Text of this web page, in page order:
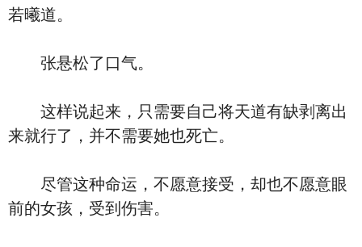
若曦道。
张悬松了口气。
这样说起来，只需要自己将天道有缺剥离出
来就行了，并不需要她也死亡。
尽管这种命运，不愿意接受，却也不愿意眼
前的女孩，受到伤害。